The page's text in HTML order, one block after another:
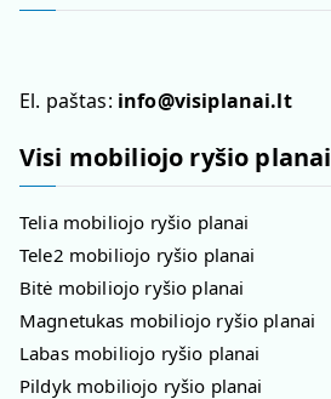
El. paštas: info@visiplanai.lt
Visi mobiliojo ryšio planai
Telia mobiliojo ryšio planai
Tele2 mobiliojo ryšio planai
Bitė mobiliojo ryšio planai
Magnetukas mobiliojo ryšio planai
Labas mobiliojo ryšio planai
Pildyk mobiliojo ryšio planai